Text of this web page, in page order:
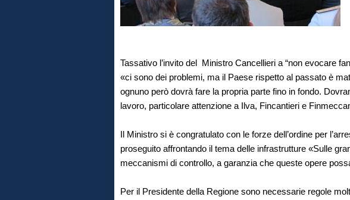
Tassativo l’invito del Ministro Cancellieri a “non evocare
«ci sono dei problemi, ma il Paese rispetto al passato è
ognuno però dovrà fare la propria parte fino in fondo.
lavoro, particolare attenzione a Ilva, Fincantieri e
Il Ministro si è congratulato con le forze dell’ordine per
proseguito affrontando il tema delle infrastrutture «Sulle
meccanismi di controllo, a garanzia che queste opere
Per il Presidente della Regione sono necessarie regole